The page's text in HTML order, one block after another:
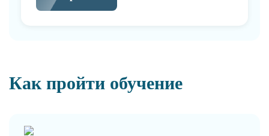
Как пройти обучение